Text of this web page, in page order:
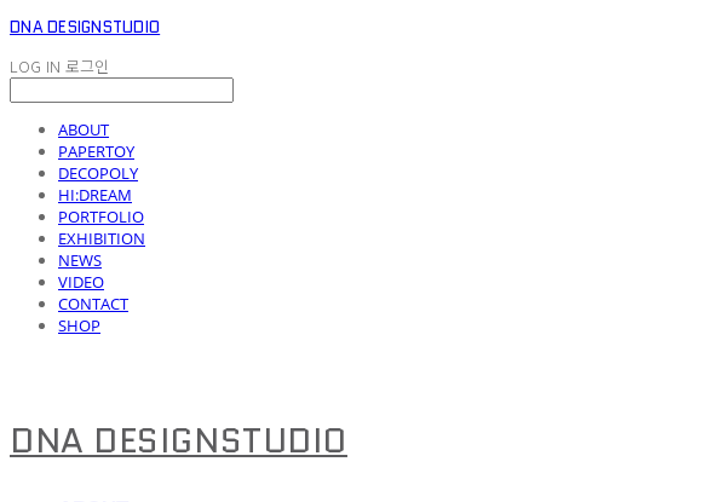
DNA DESIGNSTUDIO
LOG IN 로그인
ABOUT
PAPERTOY
DECOPOLY
HI:DREAM
PORTFOLIO
EXHIBITION
NEWS
VIDEO
CONTACT
SHOP
DNA DESIGNSTUDIO